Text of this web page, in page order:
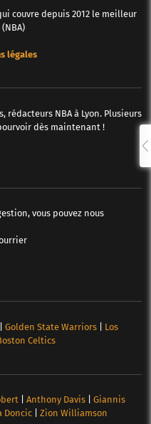
couvre depuis 2012 le meilleur
légales
rédacteurs NBA à Lyon. Plusieurs
dès maintenant !
vous pouvez nous
Golden State Warriors| Los
Celtics
| Anthony Davis| Giannis
Doncic| Zion Williamson